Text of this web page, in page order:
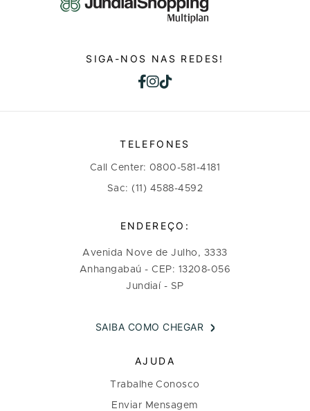
SIGA-NOS NAS REDES!
TELEFONES
Call Center: 0800-581-4181
Sac: (11) 4588-4592
ENDEREÇO:
Avenida Nove de Julho, 3333
Anhangabaú - CEP: 13208-056
Jundiaí - SP
SAIBA COMO CHEGAR
AJUDA
Trabalhe Conosco
Enviar Mensagem